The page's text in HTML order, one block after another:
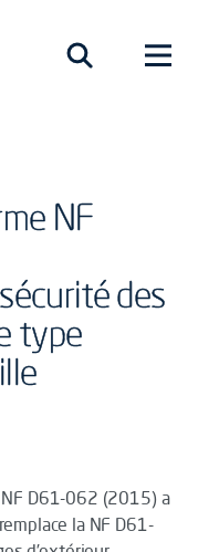
NF
des
type
D61-062 (2015) a
la NF D61-